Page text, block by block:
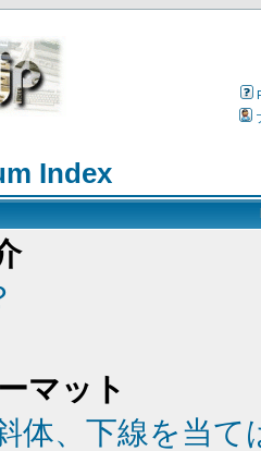
Index
マット
体、下線を当て